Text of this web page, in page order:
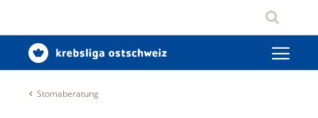
Stomaberatung